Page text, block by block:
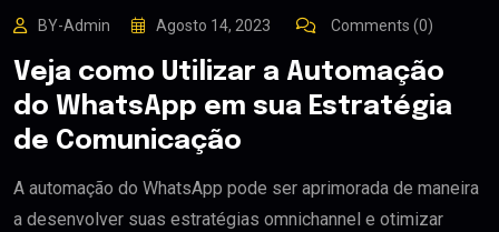
BY-Admin Agosto 14, 2023 Comments (0)
Veja como Utilizar a Automação
do WhatsApp em sua Estratégia
de Comunicação
A automação do WhatsApp pode ser aprimorada de maneira
a desenvolver suas estratégias omnichannel e otimizar